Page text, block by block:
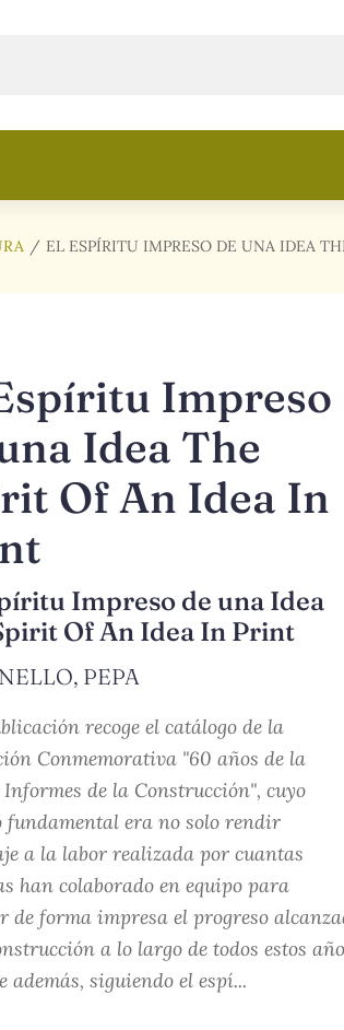
EL ESPÍRITU IMPRESO DE UNA IDEA
Impreso
Idea The
Of An Idea In
Impreso de una Idea
Of An Idea In Print
PEPA
recoge el catálogo de la
Conmemorativa "60 años de la
de la Construcción", cuyo
fundamental era no solo rendir
a la labor realizada por cuantas
han colaborado en equipo para
de forma impresa el progreso
a lo largo de todos estos
además, siguiendo el espí...